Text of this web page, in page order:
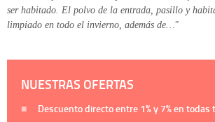
ser habitado. El polvo de la entrada, pasillo y
limpiado en todo el invierno, además de…"
NUESTRAS OFERTAS
Descuento directo entre 1%y 7%en todas